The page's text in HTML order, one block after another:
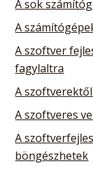
A sok
A
A szoftver
fagylaltra
A
A szoftveres
A
böngészhetek